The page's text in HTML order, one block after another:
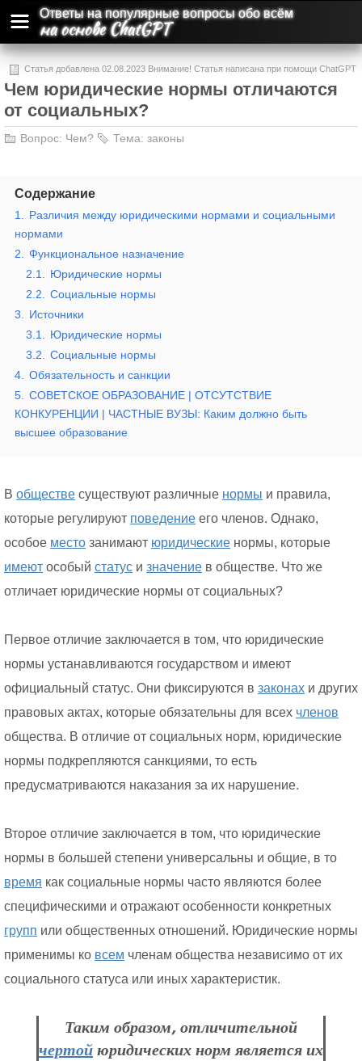
Ответы на популярные вопросы обо всём
на основе ChatGPT
Статья добавлена 02.08.2023 Внимание! Статья написана при помощи ChatGPT
и может содержать ошибки и неточности.
Чем юридические нормы отличаются
от социальных?
Вопрос: Чем? Тема: законы
Содержание
1.
Различия между юридическими нормами и социальными
нормами
2.
Функциональное назначение
2.1.
Юридические нормы
2.2.
Социальные нормы
3.
Источники
3.1.
Юридические нормы
3.2.
Социальные нормы
4.
Обязательность и санкции
5.
СОВЕТСКОЕ ОБРАЗОВАНИЕ | ОТСУТСТВИЕ
КОНКУРЕНЦИИ | ЧАСТНЫЕ ВУЗЫ: Каким должно быть
высшее образование
В обществе существуют различные нормы и правила,
которые регулируют поведение его членов. Однако,
особое место занимают юридические нормы, которые
имеют особый статус и значение в обществе. Что же
отличает юридические нормы от социальных?
Первое отличие заключается в том, что юридические
нормы устанавливаются государством и имеют
официальный статус. Они фиксируются в законах и других
правовых актах, которые обязательны для всех членов
общества. В отличие от социальных норм, юридические
нормы подкрепляются санкциями, то есть
предусматриваются наказания за их нарушение.
Второе отличие заключается в том, что юридические
нормы в большей степени универсальны и общие, в то
время как социальные нормы часто являются более
специфическими и отражают особенности конкретных
групп или общественных отношений. Юридические нормы
применимы ко всем членам общества независимо от их
социального статуса или иных характеристик.
Таким образом, отличительной
чертойюридических норм является их